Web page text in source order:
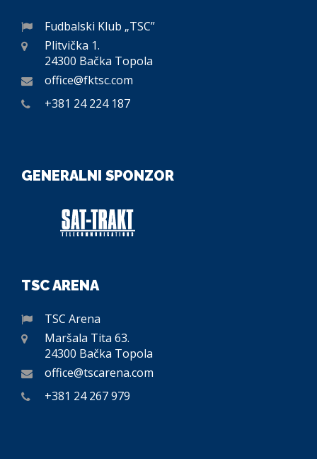
Fudbalski Klub „TSC”
Plitvička 1.
24300 Bačka Topola
office@fktsc.com
+381 24 224 187
GENERALNI SPONZOR
TSC ARENA
TSC Arena
Maršala Tita 63.
24300 Bačka Topola
office@tscarena.com
+381 24 267 979